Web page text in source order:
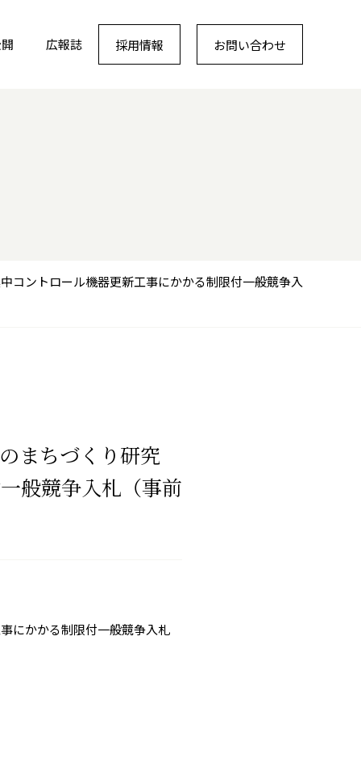
広報誌 採用情報 お問い合わせ
ントロール機器更新工事にかかる制限付一般競争入
まちづくり研究
般競争入札（事前
にかかる制限付一般競争入札